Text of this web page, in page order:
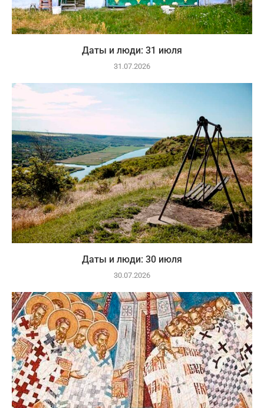
Даты и люди: 31 июля
31.07.2026
Даты и люди: 30 июля
30.07.2026